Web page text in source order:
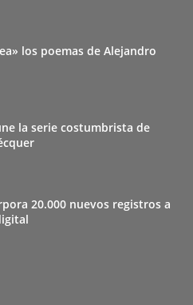
los poemas de Alejandro
la serie costumbrista de
20.000 nuevos registros a